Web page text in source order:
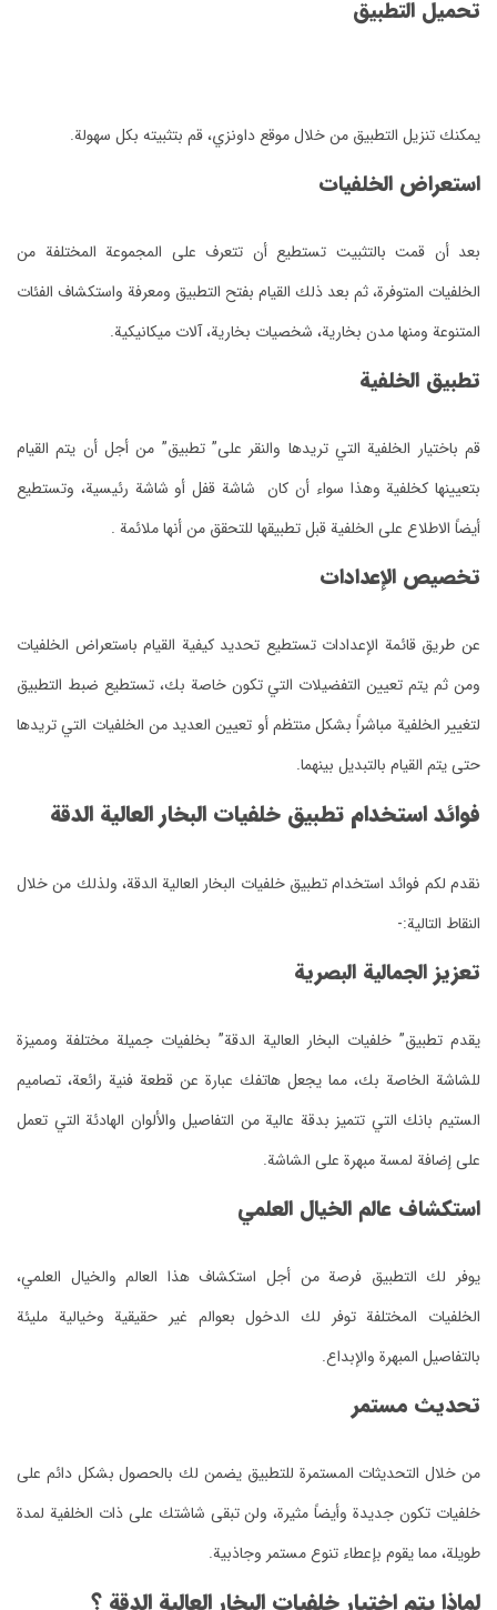
تحميل التطبيق
يمكنك تنزيل التطبيق من خلال موقع داونزي، قم بتثبيته بكل سهولة.
استعراض الخلفيات
بعد أن قمت بالتثبيت تستطيع أن تتعرف على المجموعة المختلفة من
الخلفيات المتوفرة، ثم بعد ذلك القيام بفتح التطبيق ومعرفة واستكشاف الفئات
المتنوعة ومنها مدن بخارية، شخصيات بخارية، آلات ميكانيكية.
تطبيق الخلفية
قم باختيار الخلفية التي تريدها والنقر على” تطبيق” من أجل أن يتم القيام
بتعيينها كخلفية وهذا سواء أن كان شاشة قفل أو شاشة رئيسية، وتستطيع
أيضاً الاطلاع على الخلفية قبل تطبيقها للتحقق من أنها ملائمة .
تخصيص الإعدادات
عن طريق قائمة الإعدادات تستطيع تحديد كيفية القيام باستعراض الخلفيات
ومن ثم يتم تعيين التفضيلات التي تكون خاصة بك، تستطيع ضبط التطبيق
لتغيير الخلفية مباشراً بشكل منتظم أو تعيين العديد من الخلفيات التي تريدها
حتى يتم القيام بالتبديل بينهما.
فوائد استخدام تطبيق خلفيات البخار العالية الدقة
نقدم لكم فوائد استخدام تطبيق خلفيات البخار العالية الدقة، ولذلك من خلال
النقاط التالية:-
تعزيز الجمالية البصرية
يقدم تطبيق” خلفيات البخار العالية الدقة” بخلفيات جميلة مختلفة ومميزة
للشاشة الخاصة بك، مما يجعل هاتفك عبارة عن قطعة فنية رائعة، تصاميم
الستيم بانك التي تتميز بدقة عالية من التفاصيل والألوان الهادئة التي تعمل
على إضافة لمسة مبهرة على الشاشة.
استكشاف عالم الخيال العلمي
يوفر لك التطبيق فرصة من أجل استكشاف هذا العالم والخيال العلمي،
الخلفيات المختلفة توفر لك الدخول بعوالم غير حقيقية وخيالية مليئة
بالتفاصيل المبهرة والإبداع.
تحديث مستمر
من خلال التحديثات المستمرة للتطبيق يضمن لك بالحصول بشكل دائم على
خلفيات تكون جديدة وأيضاً مثيرة، ولن تبقى شاشتك على ذات الخلفية لمدة
طويلة، مما يقوم بإعطاء تنوع مستمر وجاذبية.
لماذا يتم اختيار خلفيات البخار العالية الدقة ؟